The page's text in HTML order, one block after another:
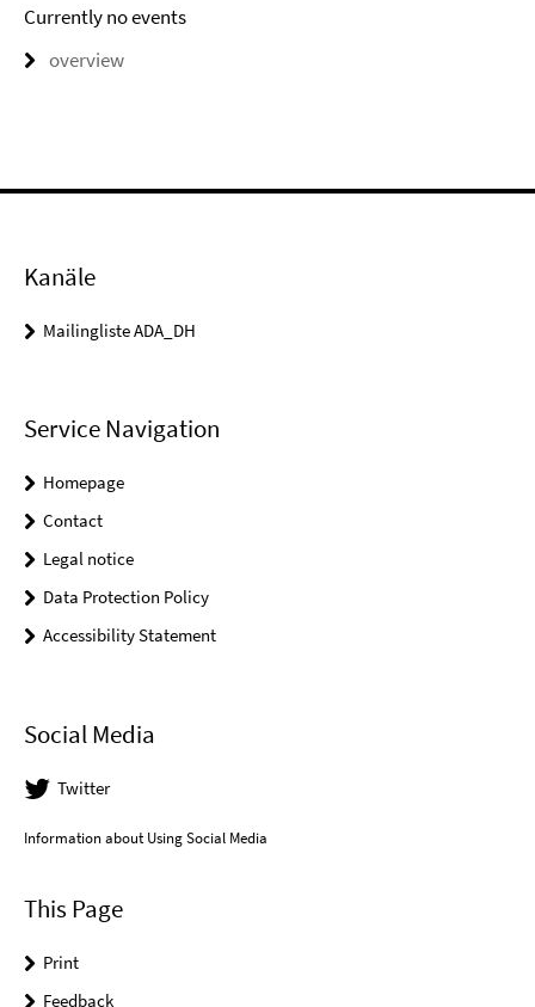
Currently no events
overview
Kanäle
Mailingliste ADA_DH
Service Navigation
Homepage
Contact
Legal notice
Data Protection Policy
Accessibility Statement
Social Media
Twitter
Information about Using Social Media
This Page
Print
Feedback